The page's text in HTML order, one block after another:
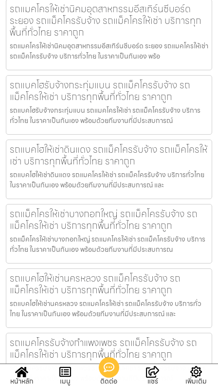
รถแมคโครให้เช่านิคมอุตสาหกรรมอีสเทิร์นซีบอร์ด
ระยอง รถแม็คโครรับจ้าง รถแม็คโครให้เช่า บริการทุก
พื้นที่ทั่วไทย ราคาถูก
รถแมคโครให้เช่านิคมอุตสาหกรรมอีสเทิร์นซีบอร์ด ระยอง รถแมคโครให้เช่า
รถแม็คโครรับจ้าง บริการทั่วไทย ในราคาเป็นกันเอง พร้อ
รถแบคโฮรับจ้างกระทุ่มแบน รถแม็คโครรับจ้าง รถ
แม็คโครให้เช่า บริการทุกพื้นที่ทั่วไทย ราคาถูก
รถแบคโฮรับจ้างกระทุ่มแบน รถแมคโครให้เช่า รถแม็คโครรับจ้าง บริการ
ทั่วไทย ในราคาเป็นกันเอง พร้อมด้วยทีมงานที่มีประสบการณ์
รถแบคโฮให้เช่าดินแดง รถแม็คโครรับจ้าง รถแม็คโครให้
เช่า บริการทุกพื้นที่ทั่วไทย ราคาถูก
รถแบคโฮให้เช่าดินแดง รถแมคโครให้เช่า รถแม็คโครรับจ้าง บริการทั่วไทย
ในราคาเป็นกันเอง พร้อมด้วยทีมงานที่มีประสบการณ์ และ
รถแม็คโครให้เช่าบางกอกใหญ่ รถแม็คโครรับจ้าง รถ
แม็คโครให้เช่า บริการทุกพื้นที่ทั่วไทย ราคาถูก
รถแม็คโครให้เช่าบางกอกใหญ่ รถแมคโครให้เช่า รถแม็คโครรับจ้าง บริการ
ทั่วไทย ในราคาเป็นกันเอง พร้อมด้วยทีมงานที่มีประสบการณ
รถแบคโฮให้เช่านครหลวง รถแม็คโครรับจ้าง รถ
แม็คโครให้เช่า บริการทุกพื้นที่ทั่วไทย ราคาถูก
รถแบคโฮให้เช่านครหลวง รถแมคโครให้เช่า รถแม็คโครรับจ้าง บริการทั่ว
ไทย ในราคาเป็นกันเอง พร้อมด้วยทีมงานที่มีประสบการณ์ และ
รถแมคโครรับจ้างกำแพงเพชร รถแม็คโครรับจ้าง รถ
แม็คโครให้เช่า บริการทุกพื้นที่ทั่วไทย ราคาถูก
รถแมคโครรับจ้างกำแพงเพชร รถแมคโครให้เช่า รถแม็คโครรับจ้าง บริการ
ทั่วไทย ในราคาเป็นกันเอง พร้อมด้วยทีมงานที่มีประสบการณ์
หน้าหลัก เมนู ติดต่อ แชร์ เพิ่มเติม